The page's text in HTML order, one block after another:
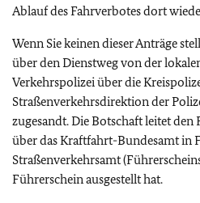
Ablauf des Fahrverbotes dort
Wenn Sie keinen dieser Anträge
über den Dienstweg von der
Verkehrspolizei über die
Straßenverkehrsdirektion der
zugesandt. Die Botschaft leitet
über das Kraftfahrt-Bundesamt in
Straßenverkehrsamt
Führerschein ausgestellt hat.